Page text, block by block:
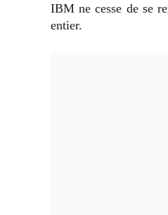
IBM ne cesse de se
entier.